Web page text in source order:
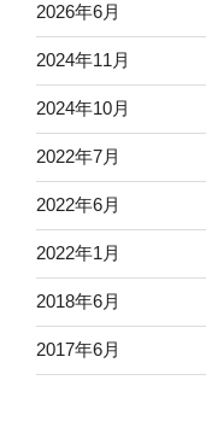
2026年6月
2024年11月
2024年10月
2022年7月
2022年6月
2022年1月
2018年6月
2017年6月